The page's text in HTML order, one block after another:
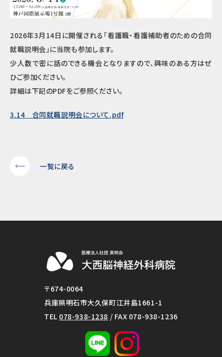
2026年3月 14日に開催される「看護職・看護補助者のための合同
就職説明会」に当院も参加します。
少人数で密に話のできる機会となりますので、興味のある方はぜ
ひご参加ください。
詳細は下記のPDFをご参照ください。
3.14 合同就職説明会について.pdf
一覧に戻る
〒674-0064
兵庫県明石市大久保町江井島1661-1
TEL 078-938-1238 / FAX 078-938-1236